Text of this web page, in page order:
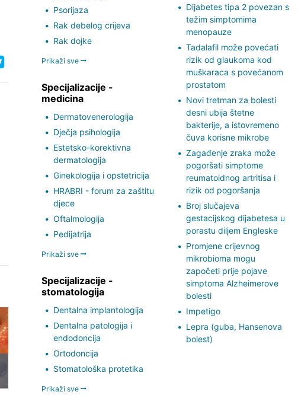
Psorijaza
Rak debelog crijeva
Rak dojke
Prikaži sve
Specijalizacije -
medicina
Dermatovenerologija
Dječja psihologija
Estetsko-korektivna
dermatologija
Ginekologija i opstetricija
HRABRI - forum za zaštitu
djece
Oftalmologija
Pedijatrija
Prikaži sve
Specijalizacije -
stomatologija
Dentalna implantologija
Dentalna patologija i
endodoncija
Ortodoncija
Stomatološka protetika
Prikaži sve
Dijabetes tipa 2 povezan s
težim simptomima
menopauze
Tadalafil može povećati
rizik od glaukoma kod
muškaraca s povećanom
prostatom
Novi tretman za bolesti
desni ubija štetne
bakterije, a istovremeno
čuva korisne mikrobe
Zagađenje zraka može
pogoršati simptome
reumatoidnog artritisa i
rizik od pogoršanja
Broj slučajeva
gestacijskog dijabetesa u
porastu diljem Engleske
Promjene crijevnog
mikrobioma mogu
započeti prije pojave
simptoma Alzheimerove
bolesti
Impetigo
Lepra (guba, Hansenova
bolest)